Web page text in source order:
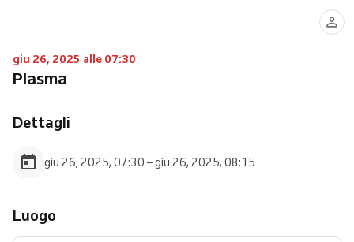
giu 26, 2025 alle 07:30
Plasma
Dettagli
giu 26, 2025, 07:30 – giu 26, 2025, 08:15
Luogo